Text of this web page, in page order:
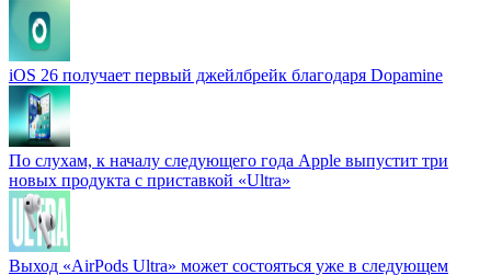
iOS 26 получает первый джейлбрейк благодаря Dopamine
По слухам, к началу следующего года Apple выпустит три
новых продукта с приставкой «Ultra»
Выход «AirPods Ultra» может состояться уже в следующем